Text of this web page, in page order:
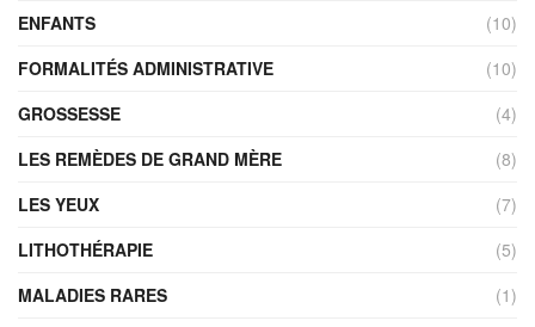
ENFANTS
(10)
FORMALITÉS ADMINISTRATIVE
(10)
GROSSESSE
(4)
LES REMÈDES DE GRAND MÈRE
(8)
LES YEUX
(7)
LITHOTHÉRAPIE
(5)
MALADIES RARES
(1)